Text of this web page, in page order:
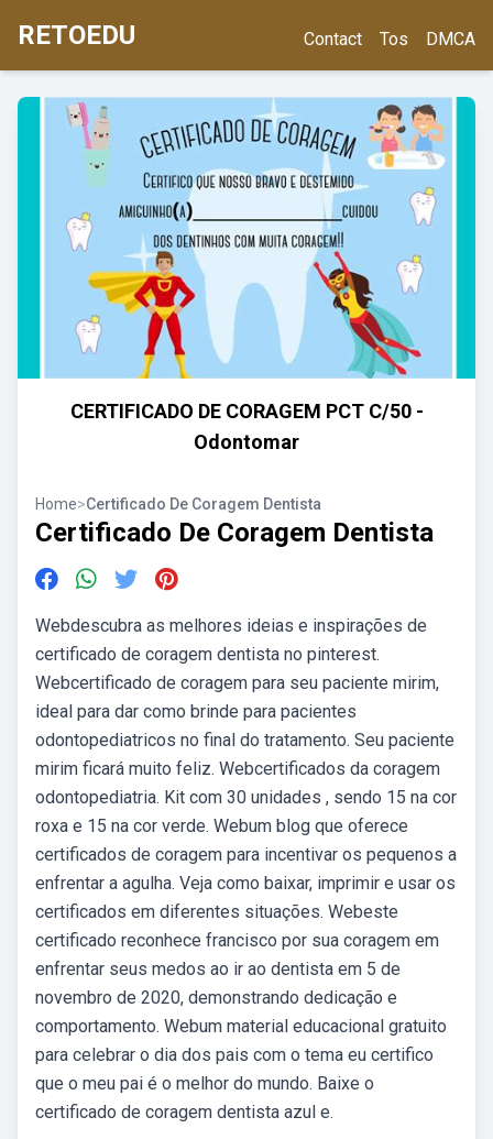
RETOEDU Contact Tos DMCA
CERTIFICADO DE CORAGEM PCT C/50 -
Odontomar
Home>Certificado De Coragem Dentista
Certificado De Coragem Dentista
Webdescubra as melhores ideias e inspirações de
certificado de coragem dentista no pinterest.
Webcertificado de coragem para seu paciente mirim,
ideal para dar como brinde para pacientes
odontopediatricos no final do tratamento. Seu paciente
mirim ficará muito feliz. Webcertificados da coragem
odontopediatria. Kit com 30 unidades , sendo 15 na cor
roxa e 15 na cor verde. Webum blog que oferece
certificados de coragem para incentivar os pequenos a
enfrentar a agulha. Veja como baixar, imprimir e usar os
certificados em diferentes situações. Webeste
certificado reconhece francisco por sua coragem em
enfrentar seus medos ao ir ao dentista em 5 de
novembro de 2020, demonstrando dedicação e
comportamento. Webum material educacional gratuito
para celebrar o dia dos pais com o tema eu certifico
que o meu pai é o melhor do mundo. Baixe o
certificado de coragem dentista azul e.